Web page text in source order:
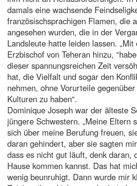
damals eine wachsende
französischsprachigen Flamen, die
angesehen wurden, die in der
Landsleute hatte leiden lassen.
Erzbischof von Teheran hinzu,
dieser spannungsreichen Zeit
hat, die Vielfalt und sogar den
nehmen, ohne Vorurteile
Kulturen zu haben“.
Dominique Joseph war der älteste
jüngere Schwestern. „Meine Eltern
sich über meine Berufung freuen,
daran gehindert, aber sie sagten
dass es nicht gut läuft, denk daran,
Hause kommen kannst. Das hat
wenig beunruhigt. Dann wurde mir